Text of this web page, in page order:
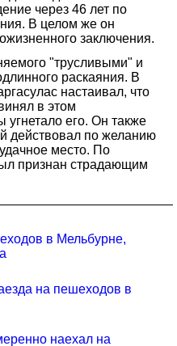
через 46 лет по
В целом же он
заключения.
"трусливыми" и
раскаяния. В
настаивал, что
в этом
угнетало его. Он также
действовал по желанию
место. По
признан страдающим
в Мельбурне,
на пешеходов в
наехал на